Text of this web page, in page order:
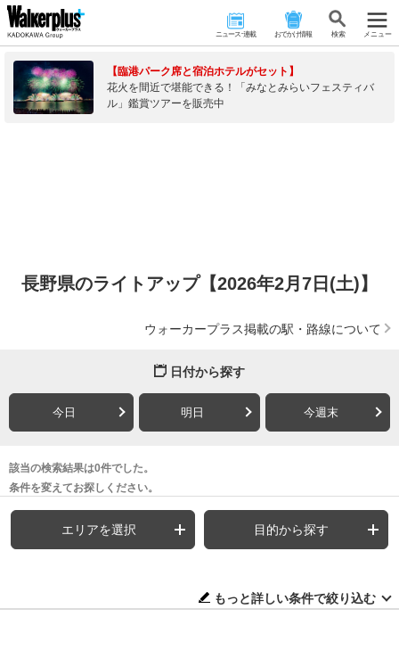
ニュース･連載 おでかけ情報 検 索 メニュー
【臨港パーク席と宿泊ホテルがセット】
花火を間近で堪能できる！「みなとみらいフェスティバ
ル」鑑賞ツアーを販売中
長野県のライトアップ【2026年2月7日(土)】
ウォーカープラス掲載の駅・路線について
日付から探す
今日 明日 今週末
該当の検索結果は0件でした。
条件を変えてお探しください。
エリアを選択 目的から探す
もっと詳しい条件で絞り込む